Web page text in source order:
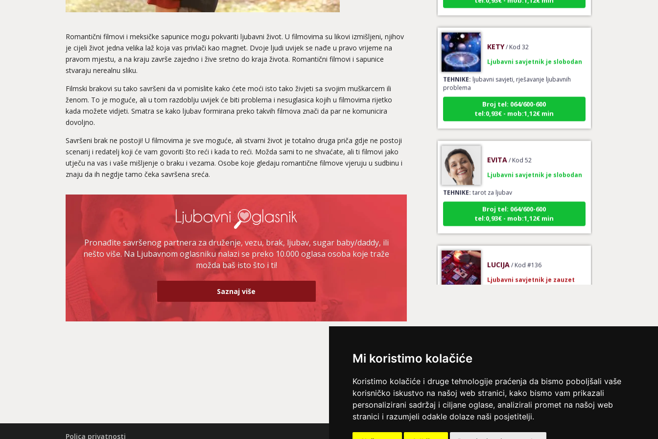
Mi koristimo kolačiće
Koristimo kolačiće i druge tehnologije praćenja da bismo poboljšali vaše
korisničko iskustvo na našoj web stranici, kako bismo vam prikazali
personalizirani sadržaj i ciljane oglase, analizirali promet na našoj web
stranici i razumjeli odakle dolaze naši posjetitelji.
Romantični filmovi i meksičke sapunice mogu pokvariti ljubavni život. U filmovima su likovi izmišljeni, njihov
je cijeli život jedna velika laž koja vas privlači kao magnet. Dvoje ljudi uvijek se nađe u pravo vrijeme na
pravom mjestu, a na kraju završe zajedno i žive sretno do kraja života. Romantični filmovi i sapunice
stvaraju nerealnu sliku.
Filmski brakovi su tako savršeni da vi pomislite kako ćete moći isto tako živjeti sa svojim muškarcem ili
ženom. To je moguće, ali u tom razdoblju uvijek će biti problema i nesuglasica kojih u filmovima rijetko
kada možete vidjeti. Smatra se kako ljubav formirana preko takvih filmova znači da par ne komunicira
dovoljno.
Savršeni brak ne postoji! U filmovima je sve moguće, ali stvarni život je totalno druga priča gdje ne postoji
scenarij i redatelj koji će vam govoriti što reći i kada to reći. Možda sami to ne shvaćate, ali ti filmovi jako
utječu na vas i vaše mišljenje o braku i vezama. Osobe koje gledaju romantične filmove vjeruju u sudbinu i
znaju da ih negdje tamo čeka savršena sreća.
Pronađite savršenog partnera za druženje, vezu, brak, ljubav, sugar baby/daddy, ili
nešto više. Na Ljubavnom oglasniku nalazi se preko 10.000 oglasa osoba koje traže
možda baš isto što i ti!
Saznaj više
TEHNIKE:ljubavni savjeti, rješavanje ljubavnih
problema
Broj tel: 064/600-600
tel:0,93€ - mob:1,12€ min
TEHNIKE:tarot za ljubav
Broj tel: 064/600-600
tel:0,93€ - mob:1,12€ min
Ljubavni savjetnik je zauzet
TEHNIKE:ljubavni tarot, izrada runskih amajlija
Broj tel: 064/600-600
tel:0,93€ - mob:1,12€ min
Polica privatnosti